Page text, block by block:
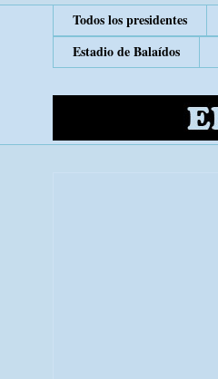
Todos los presidentes
Estadio de Balaídos